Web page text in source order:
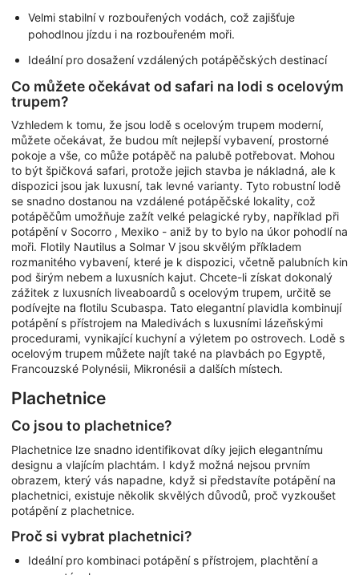
Velmi stabilní v rozbouřených vodách, což zajišťuje
pohodlnou jízdu i na rozbouřeném moři.
Ideální pro dosažení vzdálených potápěčských destinací
Co můžete očekávat od safari na lodi s ocelovým
trupem?
Vzhledem k tomu, že jsou lodě s ocelovým trupem moderní,
můžete očekávat, že budou mít nejlepší vybavení, prostorné
pokoje a vše, co může potápěč na palubě potřebovat. Mohou
to být špičková safari, protože jejich stavba je nákladná, ale k
dispozici jsou jak luxusní, tak levné varianty. Tyto robustní lodě
se snadno dostanou na vzdálené potápěčské lokality, což
potápěčům umožňuje zažít velké pelagické ryby, například při
potápění v Socorro , Mexiko - aniž by to bylo na úkor pohodlí na
moři. Flotily Nautilus a Solmar V jsou skvělým příkladem
rozmanitého vybavení, které je k dispozici, včetně palubních kin
pod širým nebem a luxusních kajut. Chcete-li získat dokonalý
zážitek z luxusních liveaboardů s ocelovým trupem, určitě se
podívejte na flotilu Scubaspa. Tato elegantní plavidla kombinují
potápění s přístrojem na Maledivách s luxusními lázeňskými
procedurami, vynikající kuchyní a výletem po ostrovech. Lodě s
ocelovým trupem můžete najít také na plavbách po Egyptě,
Francouzské Polynésii, Mikronésii a dalších místech.
Plachetnice
Co jsou to plachetnice?
Plachetnice lze snadno identifikovat díky jejich elegantnímu
designu a vlajícím plachtám. I když možná nejsou prvním
obrazem, který vás napadne, když si představíte potápění na
plachetnici, existuje několik skvělých důvodů, proč vyzkoušet
potápění z plachetnice.
Proč si vybrat plachetnici?
Ideální pro kombinaci potápění s přístrojem, plachtění a